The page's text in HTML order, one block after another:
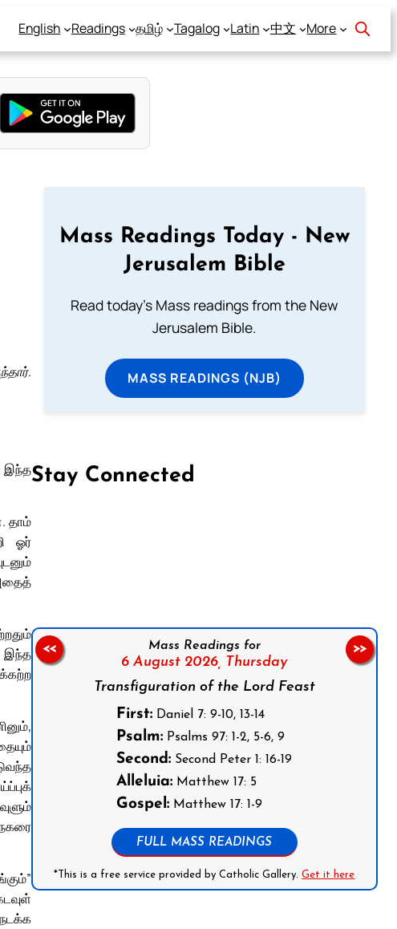
English Readings தமிழ் Tagalog Latin 中文 More
இந்த
தாம்
ஓர்
இந்த
Mass Readings Today - New
Jerusalem Bible
Read today's Mass readings from the New
Jerusalem Bible.
MASS READINGS (NJB)
Stay Connected
Follow us on Facebook
Mass Readings for
6 August 2026, Thursday
Transfiguration of the Lord Feast
First: Daniel 7: 9-10, 13-14
Psalm: Psalms 97: 1-2, 5-6, 9
Second: Second Peter 1: 16-19
Alleluia: Matthew 17: 5
Gospel: Matthew 17: 1-9
FULL MASS READINGS
*This is a free service provided by Catholic Gallery.Get it here
<< >>